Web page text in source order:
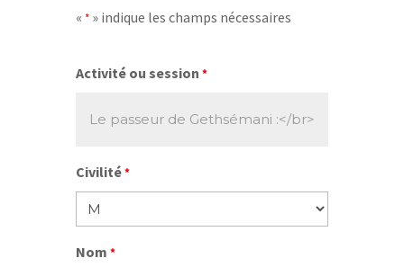
« * » indique les champs nécessaires
Activité ou session *
Civilité*
Nom *